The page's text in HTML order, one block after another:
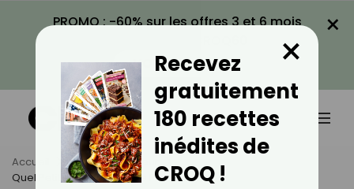
PROMO : -60% sur les offres 3 et 6 mois
VOIR LA PROMO
×
Accueil Actus
Minceur
Quel Petit-Déjeuner Fait Le Plus Maigrir ?
Recevez
gratuitement
180 recettes
inédites de
CROQ !
×